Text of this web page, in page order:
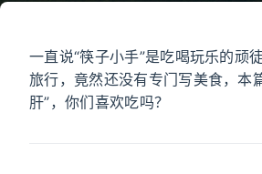
一直说“筷子小手”是吃喝玩乐的顽
旅行，竟然还没有专门写美食，本
肝”，你们喜欢吃吗？